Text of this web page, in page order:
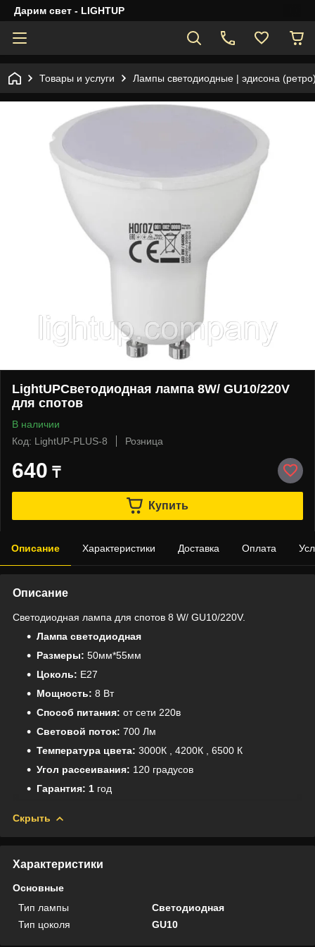
Дарим свет - LIGHTUP
Товары и услуги Лампы светодиодные | эдисона
LightUPСветодиодная лампа 8W/ GU10/220V
для спотов
В наличии
Код: LightUP-PLUS-8
Розница
640 ₸
Купить
Описание Характеристики Доставка Оплата
Описание
Светодиодная лампа для спотов 8 W/ GU10/220V.
Лампа светодиодная
Размеры: 50мм*55мм
Цоколь: E27
Мощность: 8 Вт
Способ питания: от сети 220в
Световой поток: 700 Лм
Температура цвета: 3000К , 4200К , 6500 К
Угол рассеивания: 120 градусов
Гарантия: 1 год
Скрыть
Характеристики
Основные
Тип лампы
Светодиодная
Тип цоколя
GU10